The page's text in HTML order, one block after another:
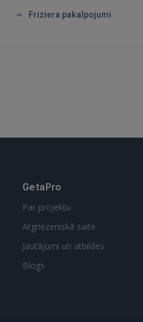
Friziera pakalpojumi
GetaPro
Par projektu
Atgriezeniskā saite
Jautājumi un atbildes
Blogs